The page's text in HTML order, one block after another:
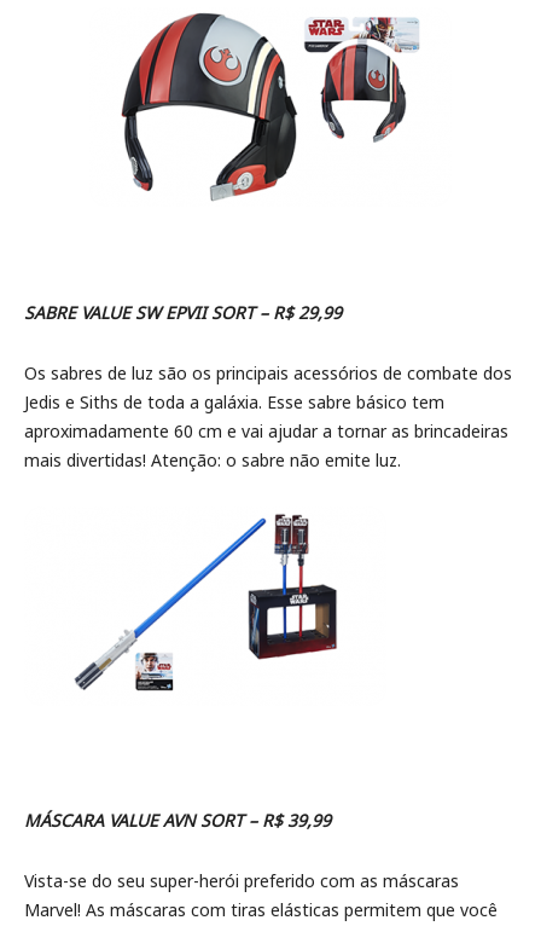
SABRE VALUE SW EPVII SORT – R$ 29,99
Os sabres de luz são os principais acessórios de combate dos
Jedis e Siths de toda a galáxia. Esse sabre básico tem
aproximadamente 60 cm e vai ajudar a tornar as brincadeiras
mais divertidas! Atenção: o sabre não emite luz.
MÁSCARA VALUE AVN SORT – R$ 39,99
Vista-se do seu super-herói preferido com as máscaras
Marvel! As máscaras com tiras elásticas permitem que você